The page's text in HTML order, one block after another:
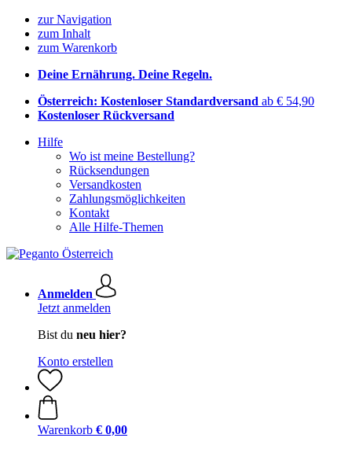
zur Navigation
zum Inhalt
zum Warenkorb
Deine Ernährung. Deine Regeln.
Österreich: Kostenloser Standardversand ab € 54,90
Kostenloser Rückversand
Hilfe
Wo ist meine Bestellung?
Rücksendungen
Versandkosten
Zahlungsmöglichkeiten
Kontakt
Alle Hilfe-Themen
Anmelden
Jetzt anmelden
Bist du neu hier?
Konto erstellen
Warenkorb € 0,00